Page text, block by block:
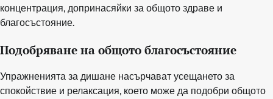
концентрация, допринасяйки за общото здраве и
благосъстояние.
Подобряване на общото благосъстояние
Упражненията за дишане насърчават усещането за
спокойствие и релаксация, което може да подобри общото